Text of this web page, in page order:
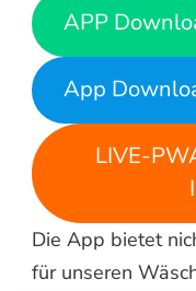
APP
App
LIVE-
Die App bietet
für unseren